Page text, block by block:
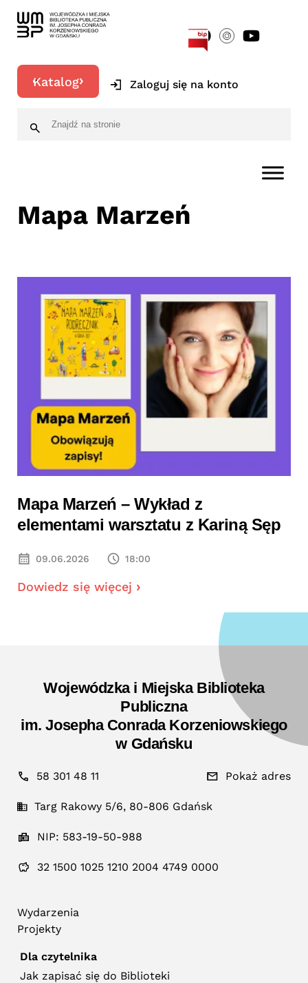
Katalog Zaloguj się na konto
Mapa Marzeń
Mapa Marzeń – Wykład z
elementami warsztatu z Kariną Sęp
09.06.2026 18:00
Dowiedz się więcej
Wojewódzka i Miejska Biblioteka
Publiczna
im. Josepha Conrada Korzeniowskiego
w Gdańsku
58 301 48 11 Pokaż adres
Targ Rakowy 5/6, 80-806 Gdańsk
NIP: 583-19-50-988
32 1500 1025 1210 2004 4749 0000
Wydarzenia
Projekty
Dla czytelnika
Jak zapisać się do Biblioteki